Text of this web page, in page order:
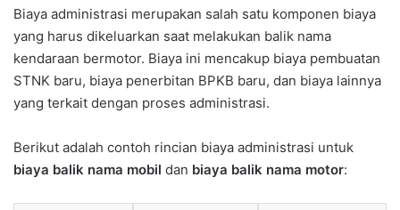
Biaya administrasi merupakan salah satu komponen biaya
yang harus dikeluarkan saat melakukan balik nama
kendaraan bermotor. Biaya ini mencakup biaya pembuatan
STNK baru, biaya penerbitan BPKB baru, dan biaya lainnya
yang terkait dengan proses administrasi.
Berikut adalah contoh rincian biaya administrasi untuk
biaya balik nama mobil dan biaya balik nama motor: